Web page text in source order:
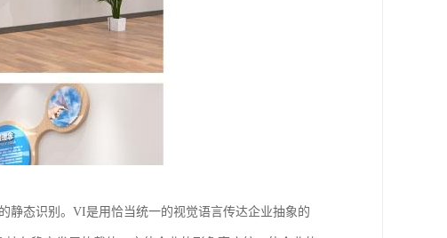
静态识别。VI是用恰当统一的视觉语言传达企业抽象的